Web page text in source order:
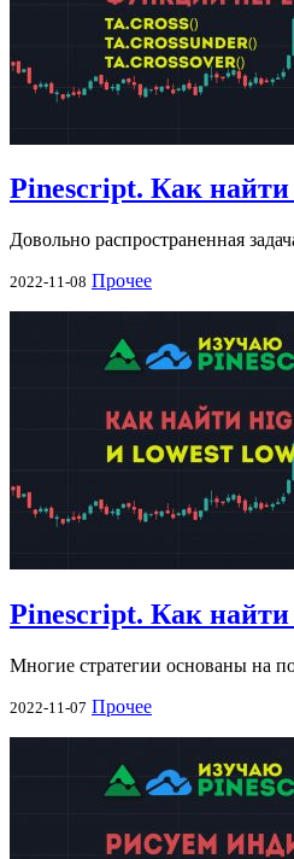
Pinescript. Как найти
Довольно распространенная
2022-11-08 Прочее
Pinescript. Как
Многие стратегии основаны на
2022-11-07 Прочее